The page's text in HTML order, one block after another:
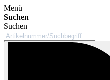
Menü
Suchen
Suchen